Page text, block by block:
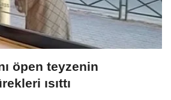
öpen teyzenin
ısıttı